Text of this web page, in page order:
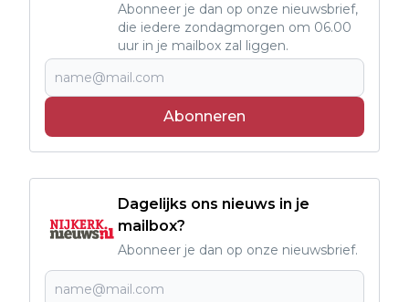
Abonneer je dan op onze nieuwsbrief,
die iedere zondagmorgen om 06.00
uur in je mailbox zal liggen.
Abonneren
Dagelijks ons nieuws in je
mailbox?
Abonneer je dan op onze nieuwsbrief.